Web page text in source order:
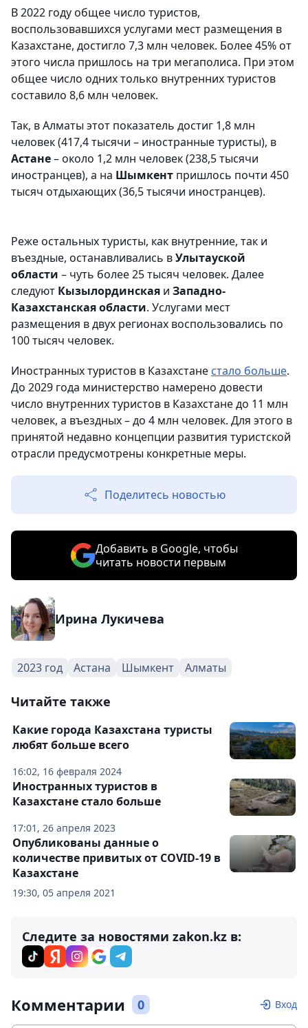
В 2022 году общее число туристов,
воспользовавшихся услугами мест размещения в
Казахстане, достигло 7,3 млн человек. Более 45% от
этого числа пришлось на три мегаполиса. При этом
общее число одних только внутренних туристов
составило 8,6 млн человек.
Так, в Алматы этот показатель достиг 1,8 млн
человек (417,4 тысячи – иностранные туристы), в
Астане– около 1,2 млн человек (238,5 тысячи
иностранцев), а на Шымкент пришлось почти 450
тысяч отдыхающих (36,5 тысячи иностранцев).
Реже остальных туристы, как внутренние, так и
въездные, останавливались вУлытауской
области – чуть более 25 тысяч человек. Далее
следуют Кызылординская и Западно-
Казахстанская области. Услугами мест
размещения в двух регионах воспользовались по
100 тысяч человек.
Иностранных туристов в Казахстане стало больше.
До 2029 года министерство намерено довести
число внутренних туристов в Казахстане до 11 млн
человек, а въездных – до 4 млн человек. Для этого в
принятой недавно концепции развития туристской
отрасли предусмотрены конкретные меры.
Поделитесь новостью
Добавить в Google, чтобы
читать новости первым
Ирина Лукичева
2023 год Астана Шымкент Алматы
Читайте также
16:02, 16 февраля 2024
Какие города Казахстана туристы
любят больше всего
17:01, 26 апреля 2023
Иностранных туристов в
Казахстане стало больше
19:30, 05 апреля 2021
Опубликованы данные о
количестве привитых от COVID-19 в
Казахстане
Следите за новостями zakon.kz в:
Комментарии 0 Вход